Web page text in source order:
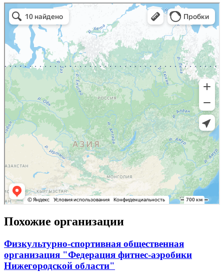
Похожие организации
Физкультурно-спортивная общественная
организация "Федерация фитнес-аэробики
Нижегородской области"